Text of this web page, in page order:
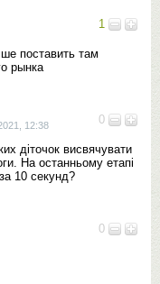
1
поставить там
рынка
0
12:38
діточок висвячувати
На останньому етапі
10 секунд?
0